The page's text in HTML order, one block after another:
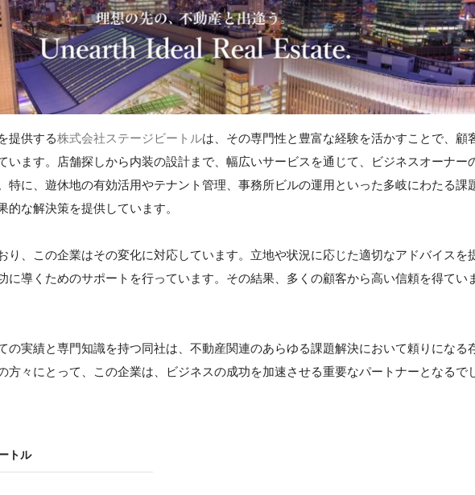
提供する株式会社ステージビートルは、その専門性と豊富な経験を活かすことで、顧
います。店舗探しから内装の設計まで、幅広いサービスを通じて、ビジネスオーナー
特に、遊休地の有効活用やテナント管理、事務所ビルの運用といった多岐にわたる課
的な解決策を提供しています。
り、この企業はその変化に対応しています。立地や状況に応じた適切なアドバイスを
に導くためのサポートを行っています。その結果、多くの顧客から高い信頼を得てい
の実績と専門知識を持つ同社は、不動産関連のあらゆる課題解決において頼りになる
方々にとって、この企業は、ビジネスの成功を加速させる重要なパートナーとなるで
トル